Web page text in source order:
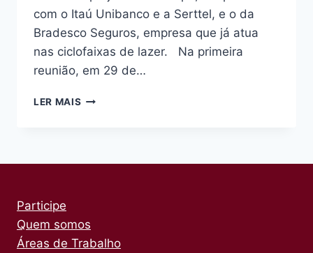
com o Itaú Unibanco e a Serttel, e o da
Bradesco Seguros, empresa que já atua
nas ciclofaixas de lazer. Na primeira
reunião, em 29 de…
LER MAIS CICLOCIDADE
SP
Participe
Quem somos
Áreas de Trabalho